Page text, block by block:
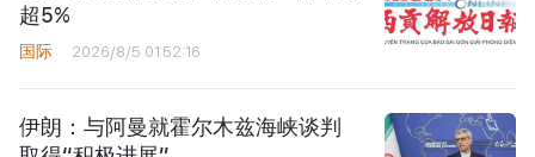
超5%
国际 2026/8/5 01:52:16
伊朗：与阿曼就霍尔木兹海峡谈判